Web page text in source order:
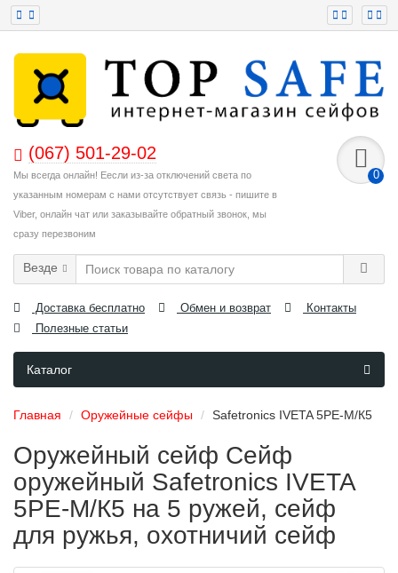
(067) 501-29-02
Мы всегда онлайн! Еесли из-за отключений света по
указанным номерам с нами отсутствует связь - пишите в
Viber, онлайн чат или заказывайте обратный звонок, мы
сразу перезвоним
0
Везде
Доставка бесплатно Обмен и возврат
Контакты
Полезные статьи
Каталог
Главная Оружейные сейфы Safetronics IVETA 5РЕ-M/К5
Оружейный сейф Сейф
оружейный Safetronics IVETA
5РЕ-M/К5 на 5 ружей, сейф
для ружья, охотничий сейф